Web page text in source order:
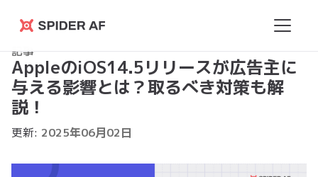
Spider
AF
記事
AppleのiOS14.5リリースが広告主に
与える影響とは？取るべき対策も解
説！
更新: 2025年06月02日